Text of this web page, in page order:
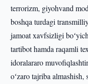
terrorizm, giyohvand
boshqa turdagi
jamoat xavfsizligi
tartibot hamda raqamli
idoralararo
oʻzaro tajriba